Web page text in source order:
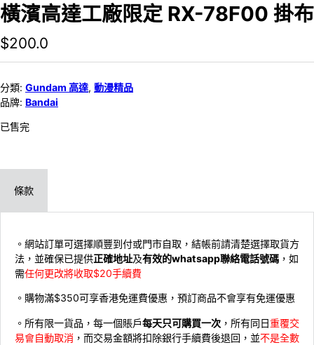
橫濱高達工廠限定 RX-78F00 掛布
$200.0
分類: Gundam 高達, 動漫精品
品牌: Bandai
已售完
條款
。網站訂單可選擇順豐到付或門市自取，結帳前請清楚選擇取貨方
法，並確保已提供正確地址及有效的whatsapp聯絡電話號碼 ，如
需任何更改將收取$20手續費
。購物滿$350可享香港免運費優惠，預訂商品不會享有免運優惠
。所有限一貨品，每一個賬戶每天只可購買一次 ，所有同日重覆交
易會自動取消 ，而交易金額將扣除銀行手續費後退回，並不是全數